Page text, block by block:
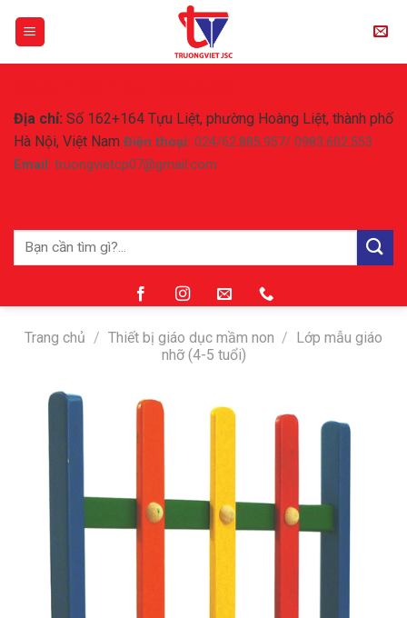
Địa chỉ: Số 162+164 Tựu Liệt, phường Hoàng Liệt, thành phố
Hà Nội, Việt Nam Điện thoại: 024/62.885.957/ 0983.602.553
Email : truongvietcp07@gmail.com
Tìm
Trang chủ / Thiết bị giáo dục mầm non /
Lớp mẫu giáo
nhỡ (4-5 tuổi)